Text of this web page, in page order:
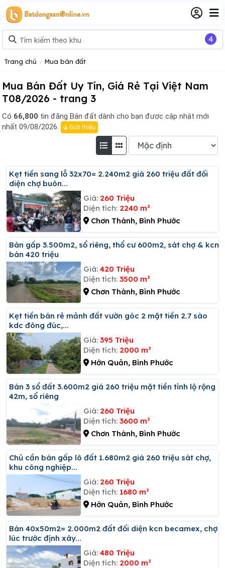
Trang chủ Mua bán đất
Mua Bán Đất Uy Tín, Giá Rẻ Tại Việt Nam
T08/2026 - trang 3
Có 66,800 tin đăng Bán đất dành cho bạn được cập nhật mới
nhất 09/08/2026.
Giới thiệu
Kẹt tiền sang lỗ 32x70= 2.240m2 giá 260 triệu đất đối
diện chợ buôn...
Giá: 260 Triệu
Diện tích: 2240 m²
Chơn Thành, Bình Phước
Bán gấp 3.500m2, sổ riêng, thổ cư 600m2, sát chợ & kcn
bán 420 triệu
Giá: 420 Triệu
Diện tích: 3500 m²
Chơn Thành, Bình Phước
Kẹt tiền bán rẻ mảnh đất vườn góc 2 mặt tiền 2.7 sào
kdc đông đúc,...
Giá: 395 Triệu
Diện tích: 2000 m²
Hớn Quản, Bình Phước
Bán 3 sổ đất 3.600m2 giá 260 triệu mặt tiền tỉnh lộ rộng
42m, sổ riêng
Giá: 260 Triệu
Diện tích: 3600 m²
Chơn Thành, Bình Phước
Chủ cần bán gấp lô đất 1.680m2 giá 260 triệu sát chợ,
khu công nghiệp...
Giá: 260 Triệu
Diện tích: 1680 m²
Hớn Quản, Bình Phước
Bán 40x50m2= 2.000m2 đất đối diện kcn becamex, chợ
lúc trước định xây...
Giá: 480 Triệu
Diện tích: 2000 m²
4